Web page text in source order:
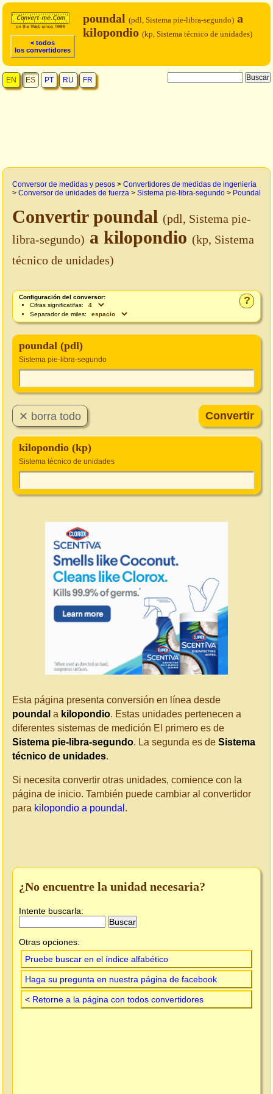
< todos
los convertidores
poundal (pdl, Sistema pie-libra-segundo) a
kilopondio (kp, Sistema técnico de unidades)
EN ES PT RU FR
Conversor de medidas y pesos > Convertidores de medidas de ingeniería
> Conversor de unidades de fuerza > Sistema pie-libra-segundo > Poundal
Convertir poundal (pdl, Sistema pie-
libra-segundo) a kilopondio (kp, Sistema
técnico de unidades)
?
Configuración del conversor:
Cifras significatifas:
Separador de miles:
poundal (pdl)
Sistema pie-libra-segundo
kilopondio (kp)
Sistema técnico de unidades
Esta página presenta conversión en línea desde
poundal a kilopondio. Estas unidades pertenecen a
diferentes sistemas de medición El primero es de
Sistema pie-libra-segundo. La segunda es de Sistema
técnico de unidades.
Si necesita convertir otras unidades, comience con la
página de inicio. También puede cambiar al convertidor
para kilopondio a poundal .
¿No encuentre la unidad necesaria?
Intente buscarla:
Otras opciones:
Pruebe buscar en el índice alfabético
Haga su pregunta en nuestra página de facebook
< Retorne a la página con todos convertidores